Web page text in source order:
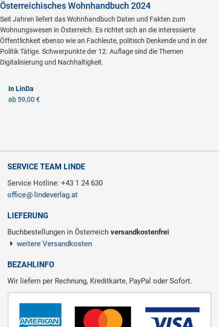
Österreichisches Wohnhandbuch 2024
Seit Jahren liefert das Wohnhandbuch Daten und Fakten zum
Wohnungswesen in Österreich. Es richtet sich an die interessierte
Öffentlichkeit ebenso wie an Fachleute, politisch Denkende und in der
Politik Tätige. Schwerpunkte der 12. Auflage sind die Themen
Digitalisierung und Nachhaltigkeit.
In LinDa
ab 59,00 €
SERVICE TEAM LINDE
Service Hotline: +43 1 24 630
office
lindeverlag.at
LIEFERUNG
Buchbestellungen in Österreich versandkostenfrei
weitere Versandkosten
BEZAHLINFO
Wir liefern per Rechnung, Kreditkarte, PayPal oder Sofort.